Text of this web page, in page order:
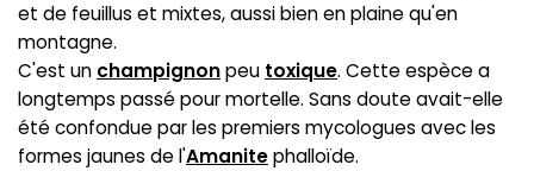
et de feuillus et mixtes, aussi bien en plaine qu'en
montagne.
C'est un champignonpeu toxique. Cette espèce a
longtemps passé pour mortelle. Sans doute avait-elle
été confondue par les premiers mycologues avec les
formes jaunes de l'Amanitephalloïde.